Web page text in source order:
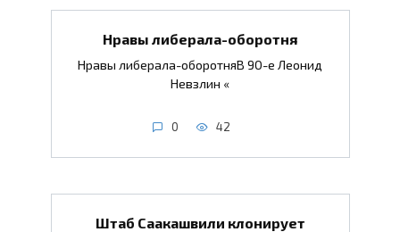
Нравы либерала-оборотня
Нравы либерала-оборотняВ 90-е Леонид
Невзлин «
0 42
Штаб Саакашвили клонирует